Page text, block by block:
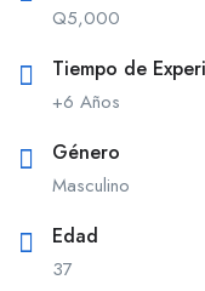
Q5,000
Tiempo de
+6 Años
Género
Masculino
Edad
37